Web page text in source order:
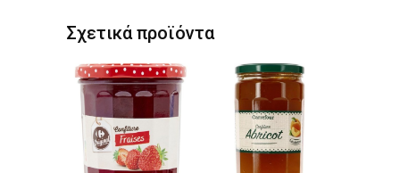
Σχετικά προϊόντα